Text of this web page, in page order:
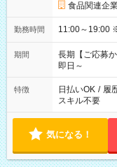
食品関連企
勤務時間
期間
長期【ご応募
即日～
特徴 日払いOK / 履
スキル不要
気になる！